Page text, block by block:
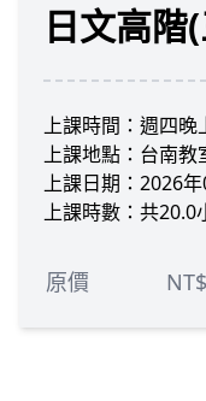
日文高階
上課時間：週四晚
上課地點：台南教
上課日期：2026
上課時數：共20.0
原價